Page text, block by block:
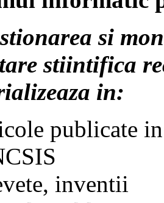
si
stiintifica
in:
publicate
inventii